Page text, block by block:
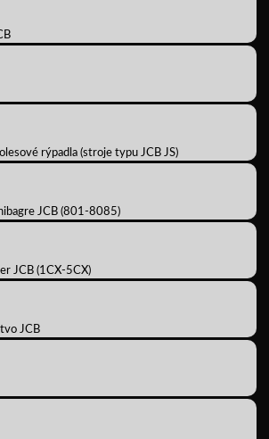
rýpadla (stroje typu JCB JS)
JCB (801-8085)
JCB (1CX-5CX)
JCB